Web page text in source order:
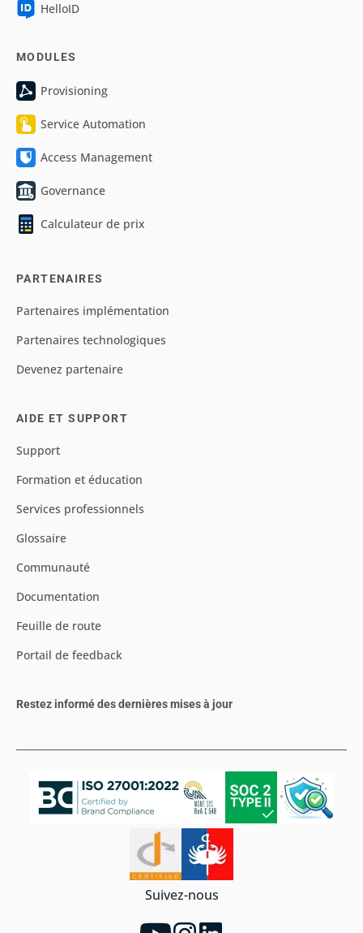
HelloID
MODULES
Provisioning
Service Automation
Access Management
Governance
Calculateur de prix
PARTENAIRES
Partenaires implémentation
Partenaires technologiques
Devenez partenaire
AIDE ET SUPPORT
Support
Formation et éducation
Services professionnels
Glossaire
Communauté
Documentation
Feuille de route
Portail de feedback
Restez informé des dernières mises à jour
Suivez-nous